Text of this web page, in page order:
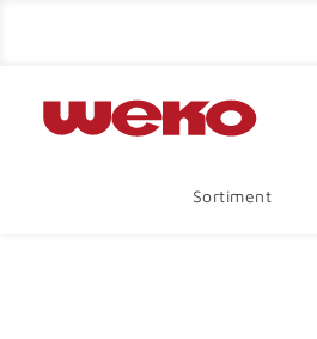
Sortiment